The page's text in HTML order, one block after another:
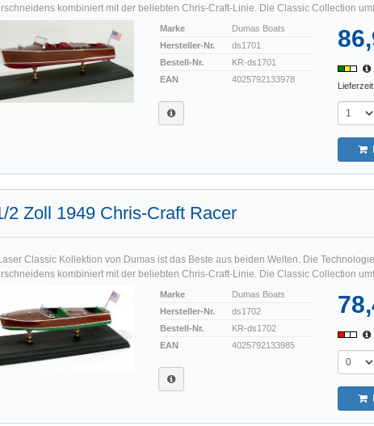
kombiniert mit der beliebten Chris-Craft-Linie. Die Classic Collection
Marke
Dumas Boats
Hersteller-Nr.
ds1701
Bestell-Nr.
KR-ds1701
EAN
4025792133978
2 Zoll 1949 Chris-Craft Racer
Classic Kollektion von Dumas ist das Beste aus beiden Welten. Die
kombiniert mit der beliebten Chris-Craft-Linie. Die Classic Collection
Marke
Dumas Boats
Hersteller-Nr.
ds1702
Bestell-Nr.
KR-ds1702
EAN
4025792133985